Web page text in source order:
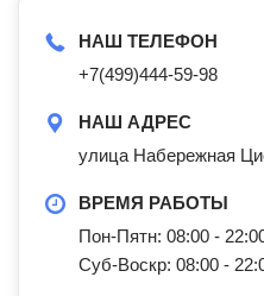
НАШ ТЕЛЕФОН
+7(499)444-59-98
НАШ АДРЕС
улица Набережная
ВРЕМЯ РАБОТЫ
Пон-Пятн: 08:00 -
Суб-Воскр: 08:00 -